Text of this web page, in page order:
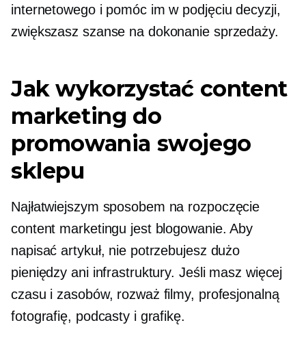
internetowego i pomóc im w podjęciu decyzji,
zwiększasz szanse na dokonanie sprzedaży.
Jak wykorzystać content
marketing do
promowania swojego
sklepu
Najłatwiejszym sposobem na rozpoczęcie
content marketingu jest blogowanie. Aby
napisać artykuł, nie potrzebujesz dużo
pieniędzy ani infrastruktury. Jeśli masz więcej
czasu i zasobów, rozważ filmy, profesjonalną
fotografię, podcasty i grafikę.